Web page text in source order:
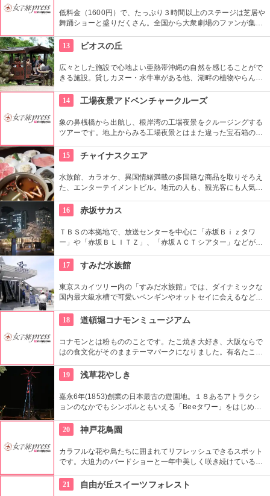
低料金（1600円）で、たっぷり３時間以上のステージは芝居や
舞踊ショーと盛りだくさん。全国から大衆劇場のファンが集ま
りが飛ぶ。
13 ビオスの丘
広々とした施設で心地よい亜熱帯沖縄の自然を感じることがで
きる施設。貸しカヌー・水牛車がある他、湖畔の植物やらんの
1230円（入園＋乗船セット））もおすすめ。
14 工場夜景アドベンチャークルーズ
象の鼻桟橋から出航し、根岸湾の工場夜景をクルージングする
ツアーです。地上からみる工場夜景とはまた違った宝石箱のよ
き、さらにロマンチックな演出をかもし出しています。
15 チャイナスクエア
水族館、カラオケ、異国情緒満載の多国籍な商品を取りそろえ
た、エンターテイメントビル。地元の人も、観光客にも人気で
16
赤坂サカス
ＴＢＳの本拠地で、放送センターを中心に「赤坂Ｂｉｚタワ
ー」や「赤坂ＢＬＩＴＺ」、「赤坂ＡＣＴシアター」などが揃
17
すみだ水族館
東京スカイツリー内の「すみだ水族館」では、ダイナミックな
国内最大級水槽で可愛いペンギンやオットセイに会えるなど、
18
道頓堀コナモンミュージアム
コナモンとは粉もののことです。たこ焼き大好き、大阪ならで
はの食文化がそのままテーマパークになりました。有名たこ焼
史が学べたり、ロウで作る食品サンプルを体験できるフロアも
用意(要予約)。地下1階には懐かしの大阪万博をテーマにしたカ
フェがあります。
19 浅草花やしき
嘉永6年(1853)創業の日本最古の遊園地。１８あるアトラクシ
ョンのなかでもシンボルともいえる「Beeタワー」をはじめ、
が揃う。
20 神戸花鳥園
カラフルな花や鳥たちに囲まれてリフレッシュできるスポット
です。大迫力のバードショーと一年中美しく咲き続けているガ
いでいるので、よーく観察して見つけてみて。
21 自由が丘スイーツフォレスト